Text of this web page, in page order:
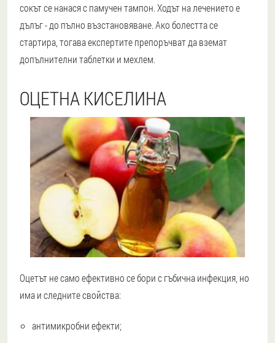
сокът се нанася с памучен тампон. Ходът на лечението е
дълъг - до пълно възстановяване. Ако болестта се
стартира, тогава експертите препоръчват да вземат
допълнителни таблетки и мехлем.
ОЦЕТНА КИСЕЛИНА
Оцетът не само ефективно се бори с гъбична инфекция, но
има и следните свойства:
антимикробни ефекти;